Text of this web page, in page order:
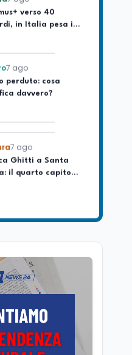
in Italia pesa il
davvero?
il quarto capitolo
hotel: la
7 ago
ex Ilva, 3.803 in
e 250 milioni
7 ago
verso 40